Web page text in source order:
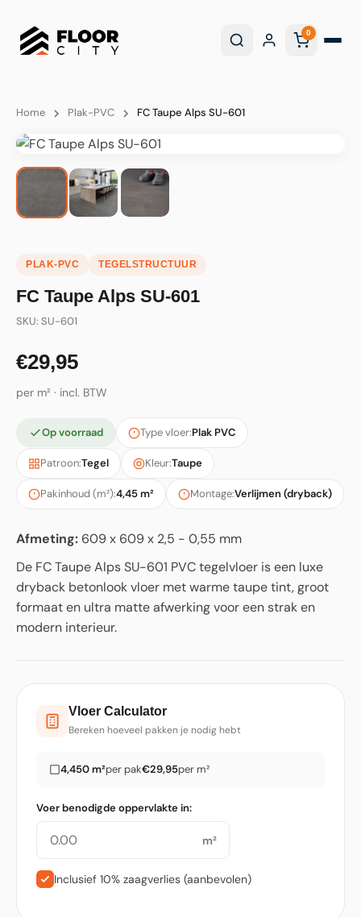
0
Home Plak-PVC FC Taupe Alps SU-601
PLAK-PVC TEGELSTRUCTUUR
FC Taupe Alps SU-601
SKU: SU-601
€29,95
per m² · incl. BTW
Op voorraad Type vloer:Plak PVC
Patroon:Tegel Kleur:Taupe
Pakinhoud (m²):4,45 m² Montage:Verlijmen (dryback)
Afmeting: 609 x 609 x 2,5 - 0,55 mm
De FC Taupe Alps SU-601 PVC tegelvloer is een luxe
dryback betonlook vloer met warme taupe tint, groot
formaat en ultra matte afwerking voor een strak en
modern interieur.
Vloer Calculator
Bereken hoeveel pakken je nodig hebt
4,450 m²per pak€29,95per m²
Voer benodigde oppervlakte in:
m²
Inclusief 10% zaagverlies (aanbevolen)